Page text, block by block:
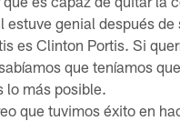
estuve genial después de
es Clinton Portis. Si
que teníamos
lo más posible.
que tuvimos éxito en